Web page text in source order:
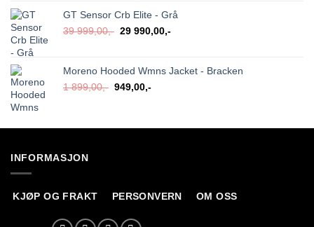
32
999,00,-.
21
GT Sensor Crb Elite - Grå
39 999,00,- Opprinnelig
39
999,00,-.
29 990,00,-Nåværende
29
Moreno Hooded Wmns Jacket - Bracken
1 899,00,- Opprinnelig
1
949,00,-Nåværende
949,00,-.
INFORMASJON
KJØP OG FRAKT PERSONVERN OM OSS